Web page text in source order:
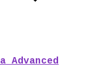
Advanced